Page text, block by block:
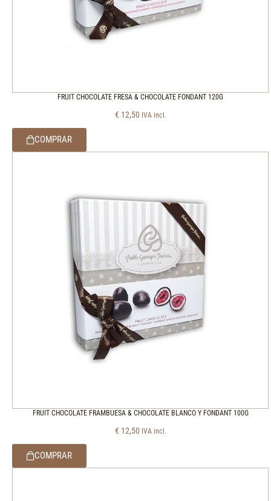
FRUIT CHOCOLATE FRESA & CHOCOLATE FONDANT 120G
€ 12,50 IVA incl.
COMPRAR
FRUIT CHOCOLATE FRAMBUESA & CHOCOLATE BLANCO Y FONDANT 100G
€ 12,50 IVA incl.
COMPRAR